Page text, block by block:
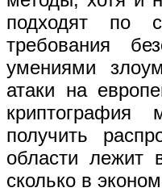
подходят по
требования
умениями
атаки на
получить
области лежит
сколько в